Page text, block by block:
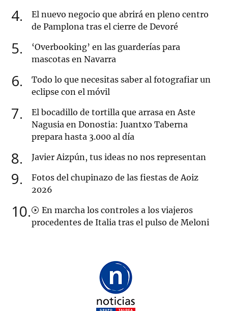
4
El nuevo negocio que abrirá en pleno centro
de Pamplona tras el cierre de Devoré
5
‘Overbooking’ en las guarderías para
mascotas en Navarra
6
Todo lo que necesitas saber al fotografiar un
eclipse con el móvil
7
El bocadillo de tortilla que arrasa en Aste
Nagusia en Donostia: Juantxo Taberna
prepara hasta 3.000 al día
8 Javier Aizpún, tus ideas no nos representan
9
Fotos del chupinazo de las fiestas de Aoiz
2026
10
En marcha los controles a los viajeros
procedentes de Italia tras el pulso de Meloni